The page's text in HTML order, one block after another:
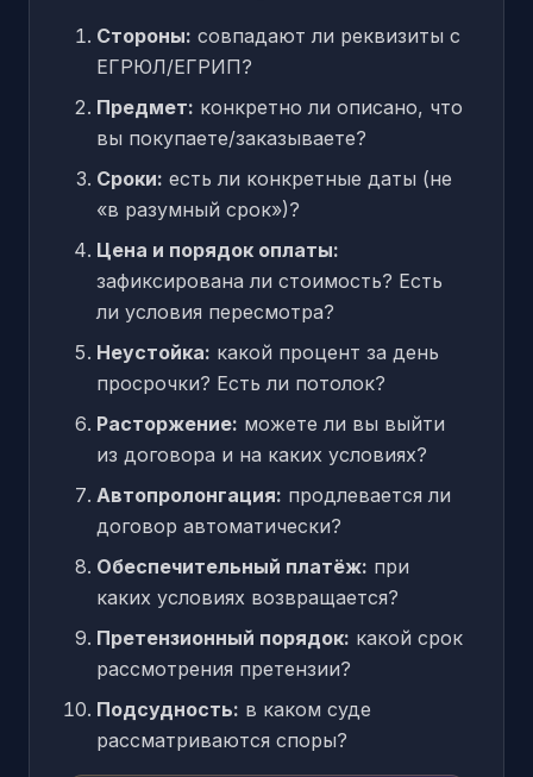
Стороны: совпадают ли реквизиты с
ЕГРЮЛ/ЕГРИП?
Предмет: конкретно ли описано, что
вы покупаете/заказываете?
Сроки: есть ли конкретные даты (не
«в разумный срок»)?
Цена и порядок оплаты:
зафиксирована ли стоимость? Есть
ли условия пересмотра?
Неустойка: какой процент за день
просрочки? Есть ли потолок?
Расторжение: можете ли вы выйти
из договора и на каких условиях?
Автопролонгация: продлевается ли
договор автоматически?
Обеспечительный платёж: при
каких условиях возвращается?
Претензионный порядок: какой срок
рассмотрения претензии?
Подсудность: в каком суде
рассматриваются споры?